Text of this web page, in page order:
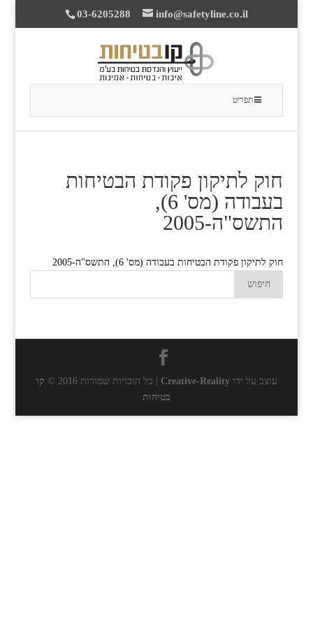
03-6205288 info@safetyline.co.il
תפריט
חוק לתיקון פקודת הבטיחות
בעבודה (מס' 6),
התשס"ה-2005
חוק לתיקון פקודת הבטיחות בעבודה (מס' 6), התשס"ה-2005
עוצב על ידיCreative-Reality | כל הזכויות שמורות 2016 ©
קו
בטיחות